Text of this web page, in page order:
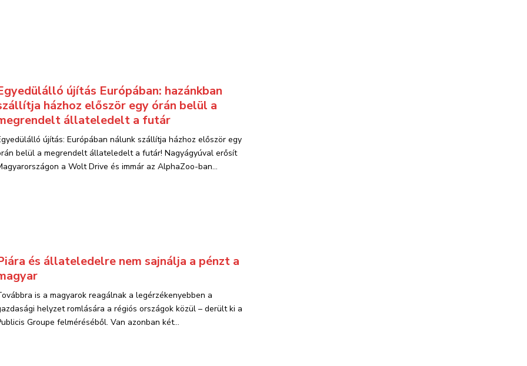
újítás Európában: hazánkban
házhoz először egy órán belül a
állateledelt a futár
újítás: Európában nálunk szállítja házhoz először egy
belül a megrendelt állateledelt a futár! Nagyágyúval erősít
a Wolt Drive és immár az AlphaZoo-ban...
és állateledelre nem sajnálja a pénzt a
is a magyarok reagálnak a legérzékenyebben a
helyzet romlására a régiós országok közül – derült ki a
Groupe felméréséből. Van azonban két...